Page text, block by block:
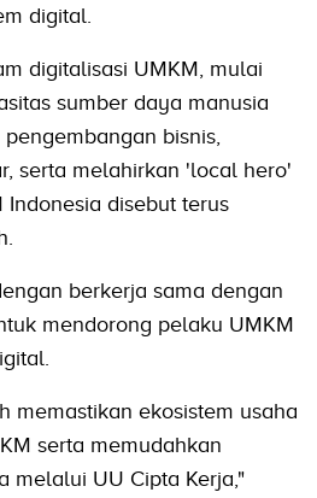
digital.
digitalisasi UMKM, mulai
sumber daya manusia
bisnis,
serta melahirkan 'local hero'
Indonesia disebut terus
berkerja sama dengan
mendorong pelaku UMKM
memastikan ekosistem usaha
serta memudahkan
melalui UU Cipta Kerja,"